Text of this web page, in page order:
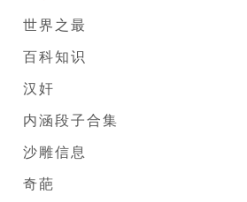
世界之最
百科知识
汉奸
内涵段子合集
沙雕信息
奇葩